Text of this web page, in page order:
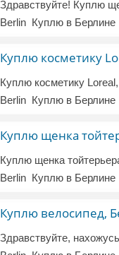
Berlin Куплю в Берлине
Куплю косметику
Berlin Куплю в Берлине
Куплю щенка
Куплю щенка
Berlin Куплю в Берлине
Куплю велосипед,